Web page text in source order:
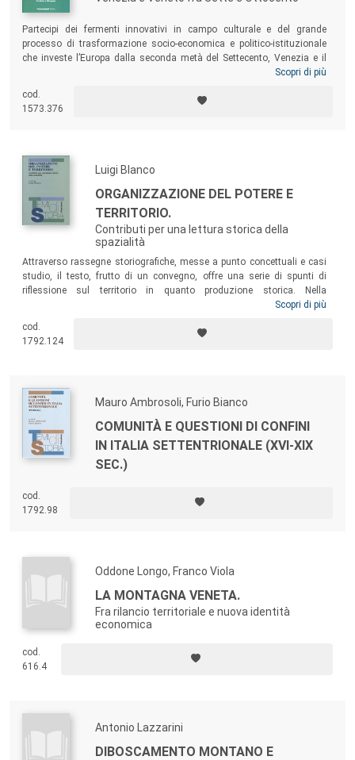
Partecipi dei fermenti innovativi in campo culturale e del grande
processo di trasformazione socio-economica e politico-istituzionale
che investe l’Europa dalla seconda metà del Settecento, Venezia e il
Veneto vivono profondi cambiamenti anche in campo forestale. Lo
boschivo con l’avvio di politiche forestali di tipo organico e la
costruzione di strutture tecnico-amministrative capillarmente
Scopri di più
cod.
1573.376
Luigi Blanco
ORGANIZZAZIONE DEL POTERE E
TERRITORIO.
Contributi per una lettura storica della
spazialità
Attraverso rassegne storiografiche, messe a punto concettuali e casi
studio, il testo, frutto di un convegno, offre una serie di spunti di
riflessione sul territorio in quanto produzione storica. Nella
consapevolezza che l’indagine dell’investimento politico, scientifico e
servire a gettare nuova luce sulle sue connotazioni funzionali e/o
identitarie e sulle sue trasformazioni nel nostro presente storico.
Scopri di più
cod.
1792.124
Mauro Ambrosoli, Furio Bianco
COMUNITÀ E QUESTIONI DI CONFINI
IN ITALIA SETTENTRIONALE (XVI-XIX
SEC.)
cod.
1792.98
Oddone Longo, Franco Viola
LA MONTAGNA VENETA.
Fra rilancio territoriale e nuova identità
economica
cod.
616.4
Antonio Lazzarini
DIBOSCAMENTO MONTANO E